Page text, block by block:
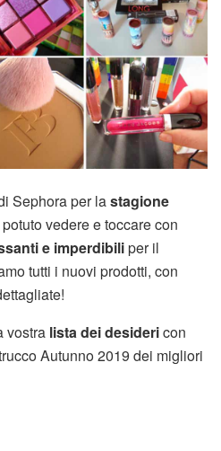
Sephora per lastagione
vedere e toccare con
e imperdibiliper il
tutti i nuovi prodotti, con
vostra lista dei desidericon
Autunno 2019 dei migliori